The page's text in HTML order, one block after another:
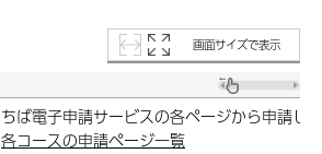
画面サイズで表示
ちば電子申請サービスの各ページから申請し
各コースの申請ページ一覧